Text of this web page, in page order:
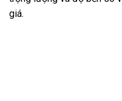
giá.